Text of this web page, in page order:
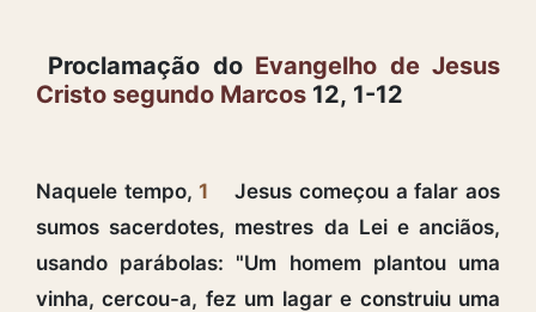
Proclamação do Evangelho de Jesus
Cristo segundo Marcos 12, 1-12
Naquele tempo,1
Jesus começou a falar aos
sumos sacerdotes, mestres da Lei e anciãos,
usando parábolas: "Um homem plantou uma
vinha, cercou-a, fez um lagar e construiu uma